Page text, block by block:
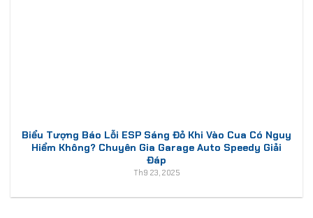
Biểu Tượng Báo Lỗi ESP Sáng Đỏ Khi Vào Cua Có Nguy
Hiểm Không? Chuyên Gia Garage Auto Speedy Giải
Đáp
Th9 23, 2025